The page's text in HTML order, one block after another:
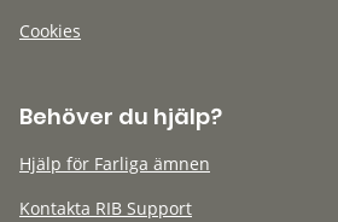
Cookies
Behöver du hjälp?
Hjälp för Farliga ämnen
Kontakta RIB Support